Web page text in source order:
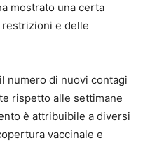
mostrato una certa
e delle
numero di nuovi contagi
rispetto alle settimane
è attribuibile a diversi
vaccinale e